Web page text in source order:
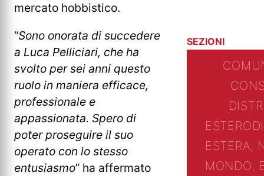
mercato hobbistico.
“Sono onorata di succedere
a Luca Pelliciari, che ha
svolto per sei anni questo
ruolo in maniera efficace,
professionale e
appassionata. Spero di
poter proseguire il suo
operato con lo stesso
entusiasmo” ha affermato
SEZIONI
ESTERO
ESTERA,
MONDO,